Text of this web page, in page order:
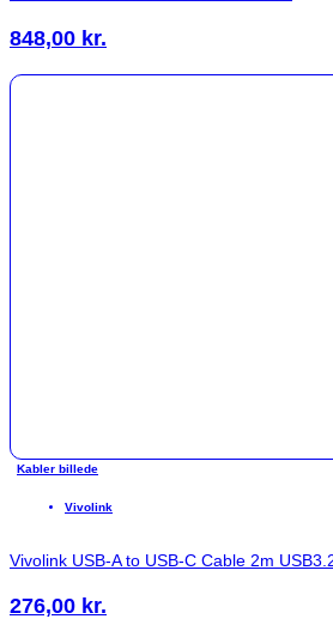
848,00 kr.
Kabler billede
Vivolink
Vivolink USB-A to USB-C Cable 2m
276,00 kr.